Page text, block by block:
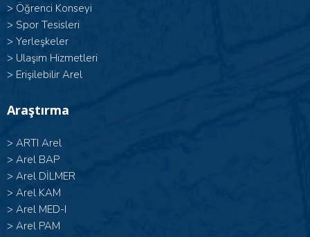
> Öğrenci Konseyi
> Spor Tesisleri
> Yerleşkeler
> Ulaşım Hizmetleri
> Erişilebilir Arel
Araştırma
> ARTI Arel
> Arel BAP
> Arel DİLMER
> Arel KAM
> Arel MED-I
> Arel PAM